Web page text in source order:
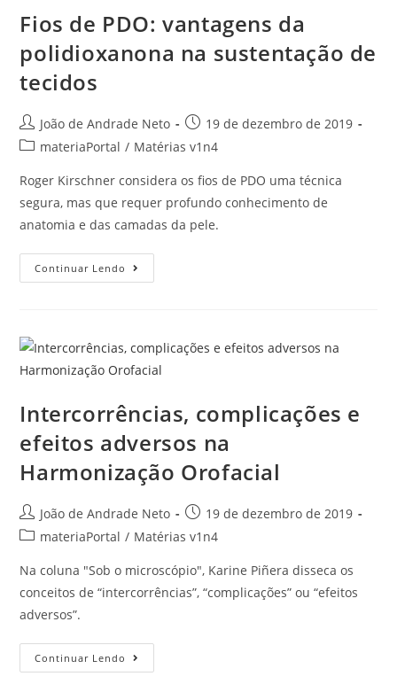
Fios de PDO: vantagens da
polidioxanona na sustentação de
tecidos
João de Andrade Neto
19 de dezembro de 2019
materiaPortal / Matérias v1n4
Roger Kirschner considera os fios de PDO uma técnica
segura, mas que requer profundo conhecimento de
anatomia e das camadas da pele.
Continuar Lendo
Intercorrências, complicações e
efeitos adversos na
Harmonização Orofacial
João de Andrade Neto
19 de dezembro de 2019
materiaPortal / Matérias v1n4
Na coluna "Sob o microscópio", Karine Piñera disseca os
conceitos de “intercorrências”, “complicações” ou “efeitos
adversos”.
Continuar Lendo